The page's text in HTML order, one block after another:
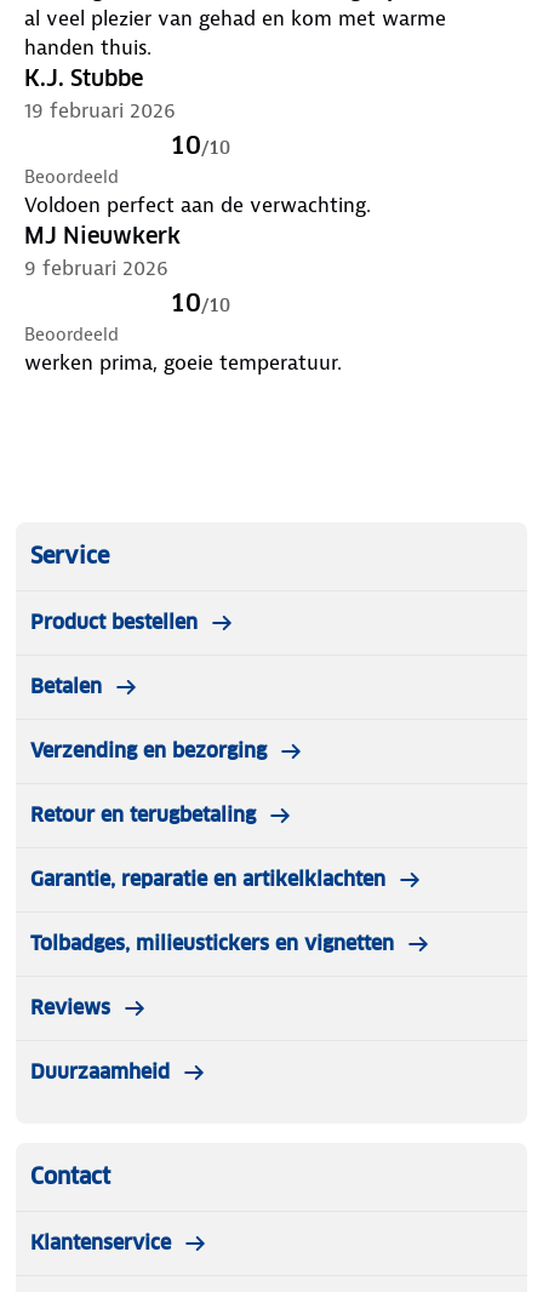
al veel plezier van gehad en kom met warme
handen thuis.
K.J. Stubbe
19 februari 2026
10/10
Beoordeeld
Voldoen perfect aan de verwachting.
MJ Nieuwkerk
9 februari 2026
10/10
Beoordeeld
werken prima, goeie temperatuur.
Service
Product bestellen
Betalen
Verzending en bezorging
Retour en terugbetaling
Garantie, reparatie en artikelklachten
Tolbadges, milieustickers en vignetten
Reviews
Duurzaamheid
Contact
Klantenservice